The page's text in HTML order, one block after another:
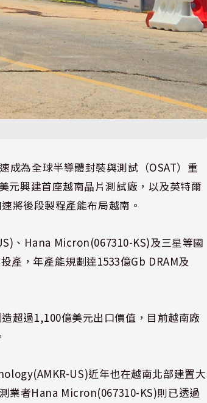
為全球半導體封裝與測試（OSAT）重
興建首座越南晶片測試廠，以及英特爾
將後段製程產能布局越南。
、Hana Micron(067310-KS)及三星等國
產，年產能規劃達1533億Gb DRAM及
超過1,100億美元出口價值，目前越南廠
US)近年也在越南北部建置大
業者Hana Micron(067310-KS)則已透過